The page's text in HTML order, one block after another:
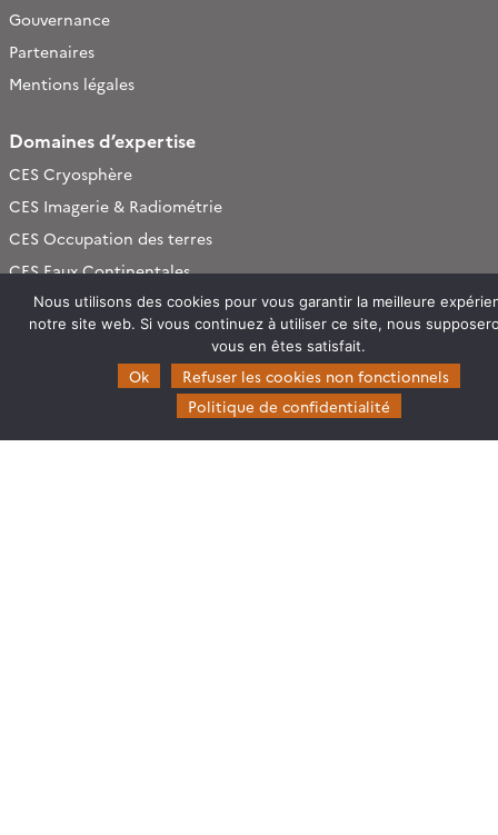
Gouvernance
Partenaires
Mentions légales
Domaines d’expertise
CES Cryosphère
CES Imagerie & Radiométrie
CES Occupation des terres
CES Eaux Continentales
CES Végétation, sols & agrosystèmes
Restez en contact
Poser une question à Theia
S’inscrire aux newsletters THEIA
Nous utilisons des cookies pour vous garantir la meilleure
notre site web. Si vous continuez à utiliser ce site, nous
vous en êtes satisfait.
Ok
Refuser les cookies non fonctionnels
Politique de confidentialité